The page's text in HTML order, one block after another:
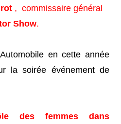
, commissaire général
Show.
en cette année
la soirée événement de
des femmes dans